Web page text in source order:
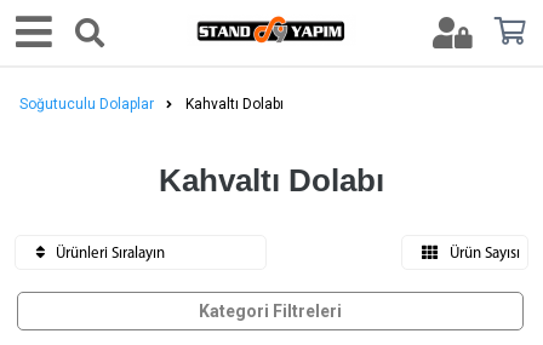
Soğutuculu Dolaplar Kahvaltı Dolabı
Kahvaltı Dolabı
Ürünleri Sıralayın Ürün Sayısı
Kategori Filtreleri